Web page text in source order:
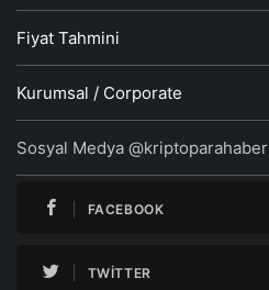
Fiyat Tahmini
Kurumsal / Corporate
Sosyal Medya @kriptoparahaber
FACEBOOK
TWITTER